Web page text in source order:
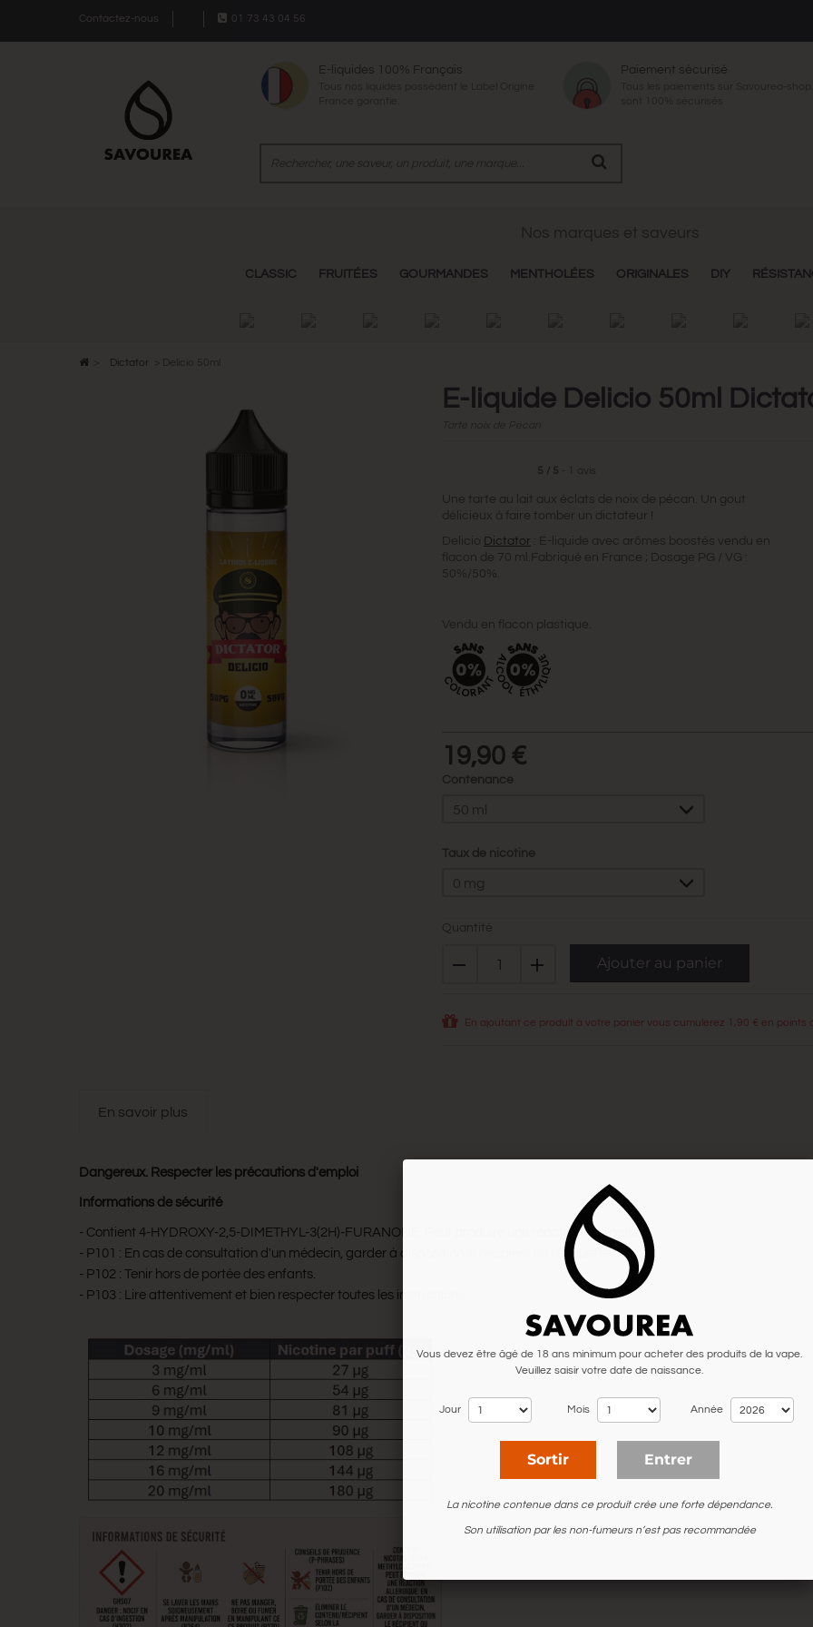
Contactez-nous 01 73 43 04 56
E-liquides 100% Français Paiement sécurisé
CLASSIC FRUITÉES GOURMANDES MENTHOLÉES ORIGINALES DIY
Dictator Delicio 50ml
E-liquide Delicio 50ml
5 / 5 avis
Une tarte au lait aux éclats de noix de pécan. Un gout
délicieux à faire tomber un dictateur !
Delicio Dictator : E-liquide avec arômes boostés vendu en
flacon de 70 ml.Fabriqué en France ; Dosage PG / VG :
50%/50%.
Vendu en flacon plastique.
19,90 €
Contenance
50 ml
Taux de nicotine
0 mg
Quantité
Ajouter au panier
En ajoutant ce produit à votre panier vous cumulerez 1,90 € en points
en savoir plus
Dangereux. Respecter les précautions d'emploi
Informations de sécurité
- Contient 4-HYDROXY-2,5-DIMETHYL-3(2H)-FURANONE. Peut produire une réaction allergique.
- P101 : En cas de consultation d'un médecin, garder à disposition le récipient ou l'étiquette.
- P102 : Tenir hors de portée des enfants.
- P103 : Lire attentivement et bien respecter toutes les instructions.
Vous devez être âgé de 18 ans minimum pour acheter des produits de la vape.
Veuillez saisir votre date de naissance.
Jour Mois Année
Sortir Entrer
La nicotine contenue dans ce produit crée une forte dépendance.
Son utilisation par les non-fumeurs n’est pas recommandée